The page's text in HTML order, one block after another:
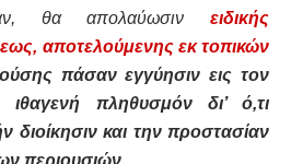
θα απολαύωσιν
ειδικής
αποτελούμενης εκ τοπικών
πάσαν εγγύησιν εις τον
ιθαγενή πληθυσμόν δι’ ό,τι
διοίκησιν και την προστασίαν
περιουσιών.